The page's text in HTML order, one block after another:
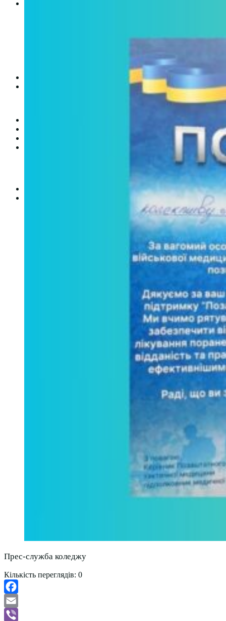
Неформальна та інформальна освіта
Міжнародне співробітництво для викладачів
Міжнародне співробітництво для студентів
Про формальну, неформальну та інформальну освіту
Прес-служба коледжу
Кількість переглядів: 0
Facebook
Email